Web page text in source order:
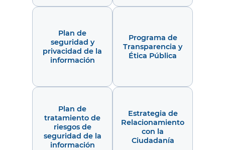
Plan de
seguridad y
privacidad de la
información
Programa de
Transparencia y
Ética Pública
Plan de
tratamiento de
riesgos de
seguridad de la
información
Estrategia de
Relacionamiento
con la
Ciudadanía